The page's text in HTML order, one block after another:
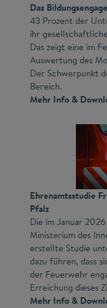
Das
43 Prozent der
ihr
Das zeigt eine im
Auswertung des
Der Schwerpunkt
Bereich.
Mehr Info &
Ehrenamtsstudie
Pfalz
Die im Januar
Ministerium des
erstellte Studie
dazu führen, dass
der Feuerwehr
Erreichung dieses
Mehr Info &